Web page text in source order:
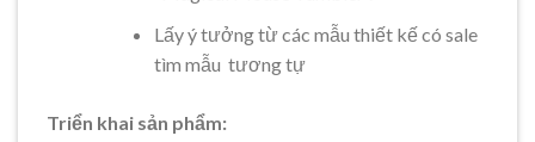
Lấy ý tưởng từ các mẫu thiết kế có sale
tìm mẫu tương tự
Triển khai sản phẩm: